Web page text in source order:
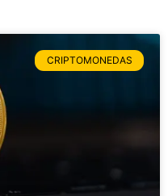
CRIPTOMONEDAS